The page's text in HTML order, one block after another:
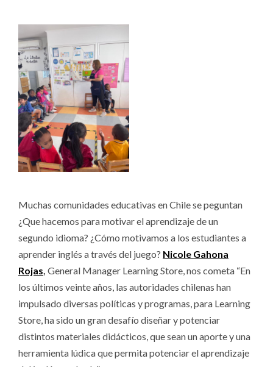
Muchas comunidades educativas en Chile se peguntan
¿Que hacemos para motivar el aprendizaje de un
segundo idioma? ¿Cómo motivamos a los estudiantes a
aprender inglés a través del juego? Nicole Gahona
Rojas, General Manager Learning Store, nos cometa “En
los últimos veinte años, las autoridades chilenas han
impulsado diversas políticas y programas, para Learning
Store, ha sido un gran desafío diseñar y potenciar
distintos materiales didácticos, que sean un aporte y una
herramienta lúdica que permita potenciar el aprendizaje